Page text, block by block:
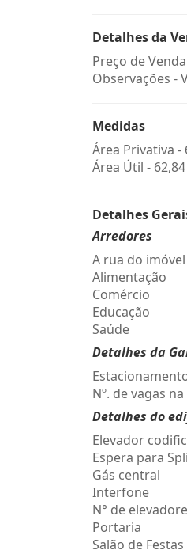
Detalhes da
Preço de
Observações -
Medidas
Área Privativa -
Área Útil - 62,84
Detalhes
Arredores
A rua do imóvel
Alimentação
Comércio
Educação
Saúde
Detalhes da
Nº. de vagas
Detalhes do
Elevador
Espera para
Gás central
Interfone
N° de
Portaria
Salão de Festas